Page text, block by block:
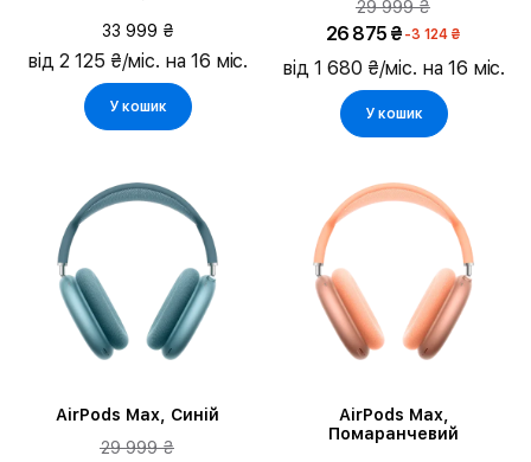
33 999 ₴
від 2 125 ₴/міс. на 16 міс.
У кошик
29 999 ₴
26 875 ₴ -3 124 ₴
від 1 680 ₴/міс. на 16 міс.
У кошик
AirPods Max, Синій
29 999 ₴
AirPods Max,
Помаранчевий